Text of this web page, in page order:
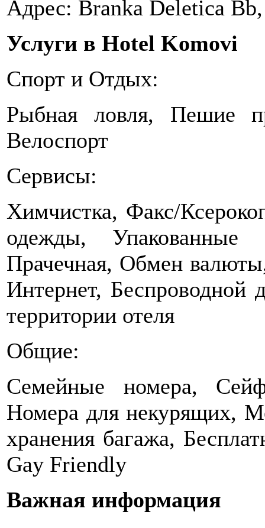
Адрес: Branka Deletica
Услуги в Hotel Komovi
Спорт и Отдых:
Рыбная ловля, Пешие
Велоспорт
Сервисы:
Химчистка, Факс/
одежды, Упакованные
Прачечная, Обмен
Интернет, Беспроводной
территории отеля
Общие:
Семейные номера,
Номера для некурящих,
хранения багажа,
Gay Friendly
Важная информация